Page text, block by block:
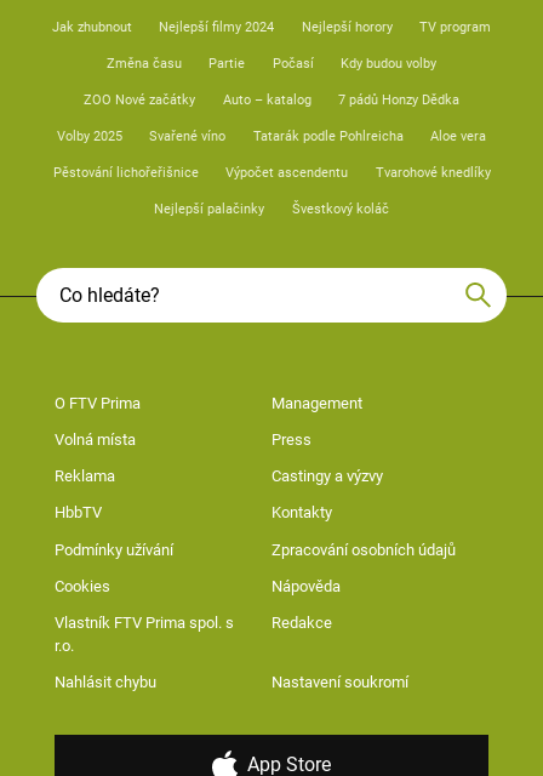
Jak zhubnout Nejlepší filmy 2024 Nejlepší horory TV program
Změna času Partie Počasí Kdy budou volby
ZOO Nové začátky Auto – katalog 7 pádů Honzy Dědka
Volby 2025 Svařené víno Tatarák podle Pohlreicha Aloe vera
Pěstování lichořeřišnice Výpočet ascendentu Tvarohové knedlíky
Nejlepší palačinky Švestkový koláč
O FTV Prima Management
Volná místa Press
Reklama Castingy a výzvy
HbbTV Kontakty
Podmínky užívání Zpracování osobních údajů
Cookies Nápověda
Vlastník FTV Prima spol. s
r.o.
Redakce
Nahlásit chybu Nastavení soukromí
App Store